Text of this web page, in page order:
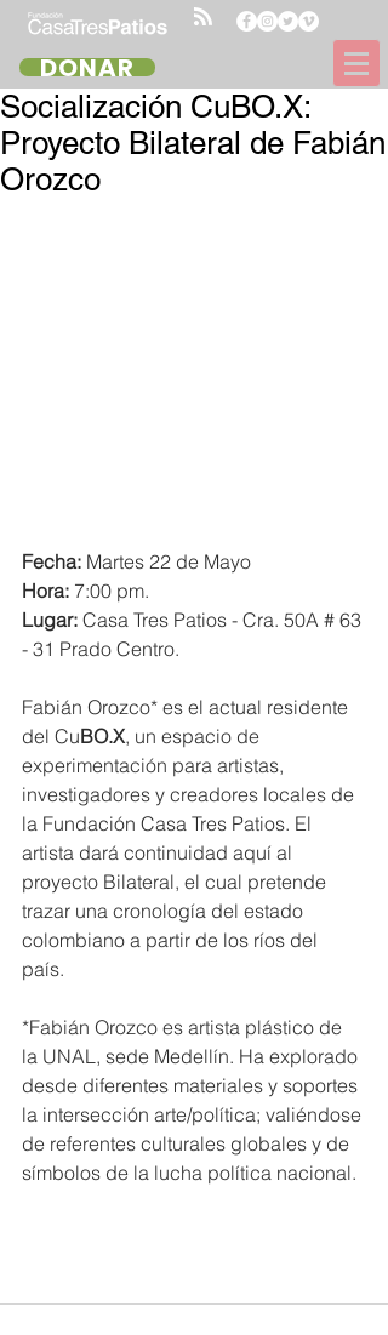
DONAR
Socialización CuBO.X:
Proyecto Bilateral de Fabián
Orozco
Fecha: Martes 22 de Mayo
Hora: 7:00 pm.
Lugar: Casa Tres Patios - Cra. 50A # 63
- 31 Prado Centro.
Fabián Orozco* es el actual residente
del CuBO.X, un espacio de
experimentación para artistas,
investigadores y creadores locales de
la Fundación Casa Tres Patios. El
artista dará continuidad aquí al
proyecto Bilateral, el cual pretende
trazar una cronología del estado
colombiano a partir de los ríos del
país.
*Fabián Orozco es artista plástico de
la UNAL, sede Medellín. Ha explorado
desde diferentes materiales y soportes
la intersección arte/política; valiéndose
de referentes culturales globales y de
símbolos de la lucha política nacional.